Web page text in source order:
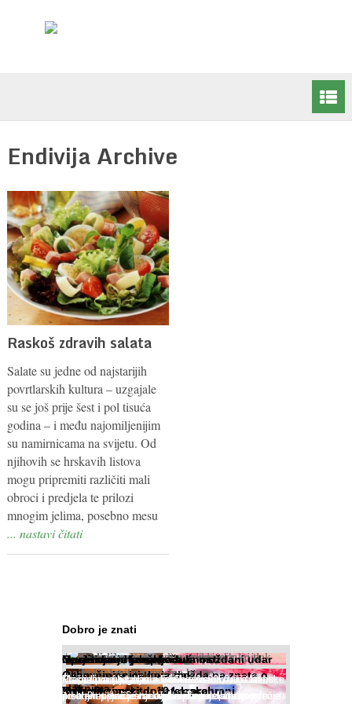
Endivija Archive
Raskoš zdravih salata
Salate su jedne od najstarijih
povrtlarskih kultura – uzgajale
su se još prije šest i pol tisuća
godina – i među najomiljenijim
su namirnicama na svijetu. Od
njihovih se hrskavih listova
mogu pripremiti različiti mali
obroci i predjela te prilozi
mnogim jelima, posebno mesu
... nastavi čitati
Dobro je znati
Kako regulirati krvni tlak
Iako je »visok krvni tlak« mnogo opasniji od
Najbolji zimski dodatak prehrani
Prevarite apetit u 10 koraka
Osam činjenica koje možda ne znate o
vlaknima
Nevjerojatni jabuke i luk
Muče li vas tegobe vezane uz srce, oči i živce,
od kojih pati većina dijabetičara u kasnijem
Maslinovo ulje sprječava moždani udar
Maslinovo ulje, kao osnova zdrave mediteranske
prehrane, već je nadaleko poznato. Ipak,
Oprašivanje krušaka
Pri podizanju nasada kruške zanemaruje se
problem oprašivanja kukcima jer vlada uvjerenje
Insekti kao hrana budućnosti
Prema predviđanjima FAO-a do 2050. godine
život 9 milijardi stanovnika Zemlje bit će ugrožen